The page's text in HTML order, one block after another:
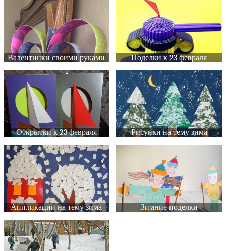
Валентинки своими руками Поделки к 23 февраля
Открытки к 23 февраля Рисунки на тему зима
Аппликации на тему зима Зимние поделки